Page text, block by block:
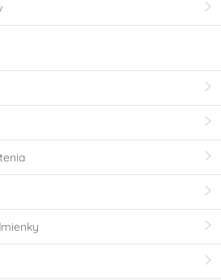
šance ke koupi